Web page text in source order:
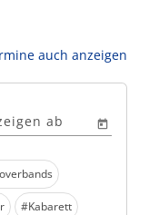
auch anzeigen
#Kabarett
ab